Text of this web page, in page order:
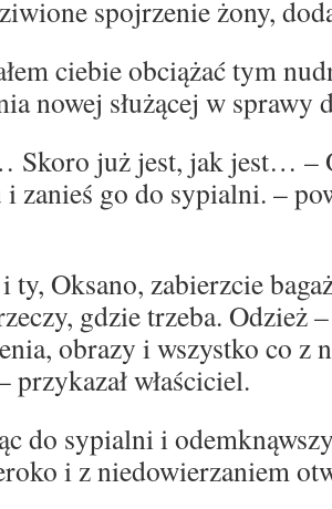
spojrzenie żony,
ciebie obciążać tym
nowej służącej w sprawy
Skoro już jest, jak jest… –
zanieś go do sypialni. –
Oksano, zabierzcie
gdzie trzeba. Odzież
obrazy i wszystko co z
przykazał właściciel.
do sypialni i
i z niedowierzaniem